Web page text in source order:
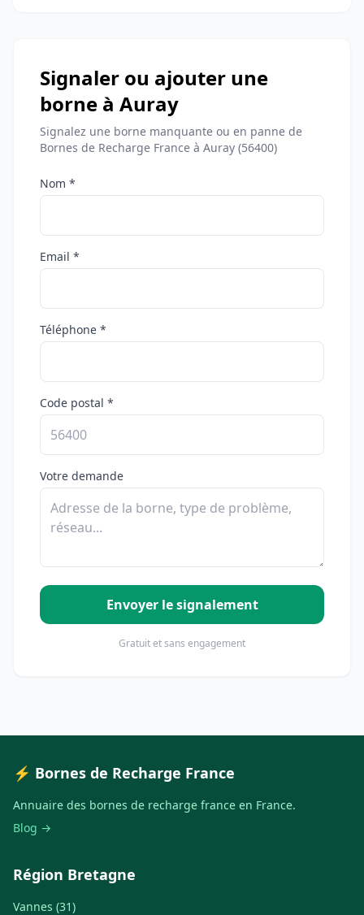
Signaler ou ajouter une
borne à Auray
Signalez une borne manquante ou en panne de
Bornes de Recharge France à Auray (56400)
Nom *
Email *
Téléphone *
Code postal *
Votre demande
Envoyer le signalement
Gratuit et sans engagement
⚡ Bornes de Recharge France
Annuaire des bornes de recharge france en France.
Blog →
Région Bretagne
Vannes (31)